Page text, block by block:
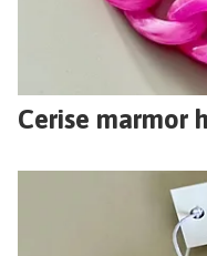
Cerise marmor